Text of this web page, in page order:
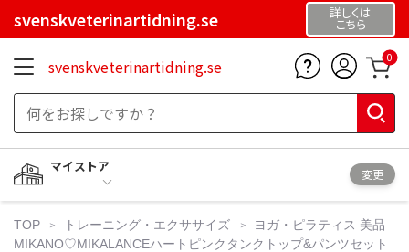
svenskveterinartidning.se 詳しくは
こちら
svenskveterinartidning.se 0
マイストア
変更
TOP トレーニング・エクササイズ ヨガ・ピラティス 美品
MIKANO♡MIKALANCEハートピンクタンクトップ&パンツセット